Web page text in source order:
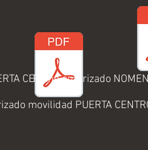
CENTRO.pdf
movilidad PUERTA
Plano autorizado